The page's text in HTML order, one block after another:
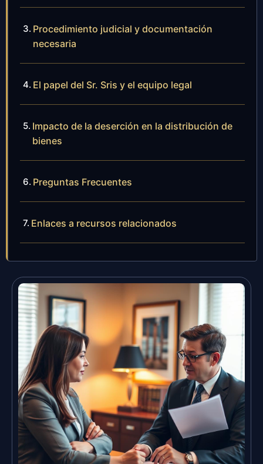
Procedimiento judicial y documentación
necesaria
El papel del Sr. Sris y el equipo legal
Impacto de la deserción en la distribución de
bienes
Preguntas Frecuentes
Enlaces a recursos relacionados